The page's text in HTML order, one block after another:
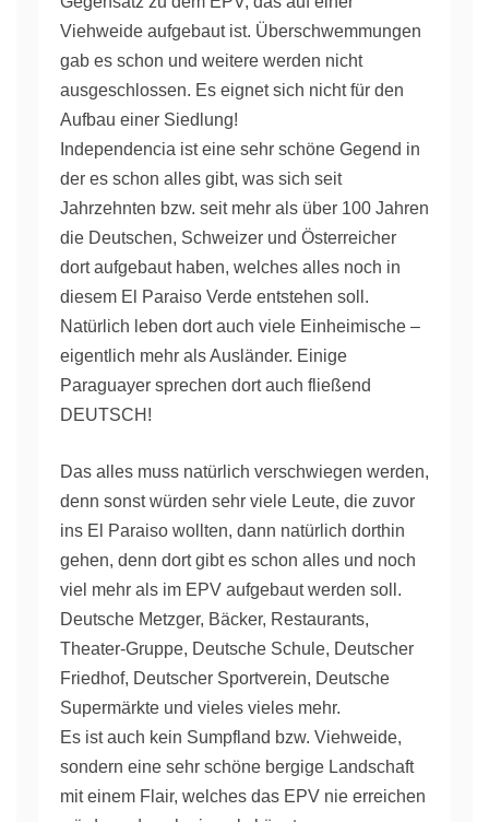
Viehweide aufgebaut ist. Überschwemmungen
gab es schon und weitere werden nicht
ausgeschlossen. Es eignet sich nicht für den
Aufbau einer Siedlung!
Independencia ist eine sehr schöne Gegend in
der es schon alles gibt, was sich seit
Jahrzehnten bzw. seit mehr als über 100 Jahren
die Deutschen, Schweizer und Österreicher
dort aufgebaut haben, welches alles noch in
diesem El Paraiso Verde entstehen soll.
Natürlich leben dort auch viele Einheimische –
eigentlich mehr als Ausländer. Einige
Paraguayer sprechen dort auch fließend
DEUTSCH!
Das alles muss natürlich verschwiegen werden,
denn sonst würden sehr viele Leute, die zuvor
ins El Paraiso wollten, dann natürlich dorthin
gehen, denn dort gibt es schon alles und noch
viel mehr als im EPV aufgebaut werden soll.
Deutsche Metzger, Bäcker, Restaurants,
Theater-Gruppe, Deutsche Schule, Deutscher
Friedhof, Deutscher Sportverein, Deutsche
Supermärkte und vieles vieles mehr.
Es ist auch kein Sumpfland bzw. Viehweide,
sondern eine sehr schöne bergige Landschaft
mit einem Flair, welches das EPV nie erreichen